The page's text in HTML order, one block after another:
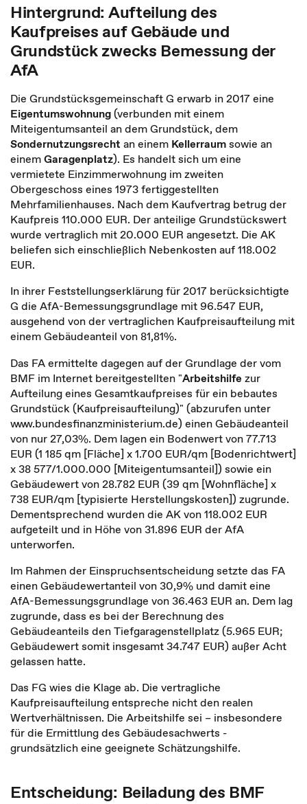
Hintergrund: Aufteilung des
Kaufpreises auf Gebäude und
Grundstück zwecks Bemessung der
AfA
Die Grundstücksgemeinschaft G erwarb in 2017 eine
Eigentumswohnung(verbunden mit einem
Miteigentumsanteil an dem Grundstück, dem
Sondernutzungsrecht an einem Kellerraumsowie an
einemGaragenplatz). Es handelt sich um eine
vermietete Einzimmerwohnung im zweiten
Obergeschoss eines 1973 fertiggestellten
Mehrfamilienhauses. Nach dem Kaufvertrag betrug der
Kaufpreis 110.000 EUR. Der anteilige Grundstückswert
wurde vertraglich mit 20.000 EUR angesetzt. Die AK
beliefen sich einschließlich Nebenkosten auf 118.002
EUR.
In ihrer Feststellungserklärung für 2017 berücksichtigte
G die AfA-Bemessungsgrundlage mit 96.547 EUR,
ausgehend von der vertraglichen Kaufpreisaufteilung mit
einem Gebäudeanteil von 81,81%.
Das FA ermittelte dagegen auf der Grundlage der vom
BMF im Internet bereitgestellten "Arbeitshilfe zur
Aufteilung eines Gesamtkaufpreises für ein bebautes
Grundstück (Kaufpreisaufteilung)" (abzurufen unter
www.bundesfinanzministerium.de) einen Gebäudeanteil
von nur 27,03%. Dem lagen ein Bodenwert von 77.713
EUR (1 185 qm [Fläche] x 1.700 EUR/qm [Bodenrichtwert]
x 38 577/1.000.000 [Miteigentumsanteil]) sowie ein
Gebäudewert von 28.782 EUR (39 qm [Wohnfläche] x
738 EUR/qm [typisierte Herstellungskosten]) zugrunde.
Dementsprechend wurden die AK von 118.002 EUR
aufgeteilt und in Höhe von 31.896 EUR der AfA
unterworfen.
Im Rahmen der Einspruchsentscheidung setzte das FA
einen Gebäudewertanteil von 30,9% und damit eine
AfA-Bemessungsgrundlage von 36.463 EUR an. Dem lag
zugrunde, dass es bei der Berechnung des
Gebäudeanteils den Tiefgaragenstellplatz (5.965 EUR;
Gebäudewert somit insgesamt 34.747 EUR) außer Acht
gelassen hatte.
Das FG wies die Klage ab. Die vertragliche
Kaufpreisaufteilung entspreche nicht den realen
Wertverhältnissen. Die Arbeitshilfe sei – insbesondere
für die Ermittlung des Gebäudesachwerts -
grundsätzlich eine geeignete Schätzungshilfe.
Entscheidung: Beiladung des BMF